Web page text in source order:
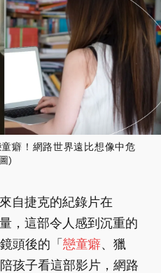
童癖！網路世界遠比想像中危
)
自捷克的紀錄片在
，這部令人感到沉重的
頭後的「戀童癖、獵
孩子看這部影片，網路